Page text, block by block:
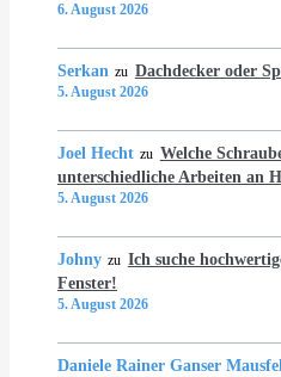
6. August 2026
Serkan zu Dachdecker oder
5. August 2026
Joel Hecht zu Welche
unterschiedliche Arbeiten an
5. August 2026
Johny zu Ich suche
Fenster!
5. August 2026
Daniele Rainer Ganser